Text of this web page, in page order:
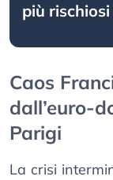
più rischiosi
Caos
dall’euro-
Parigi
La crisi